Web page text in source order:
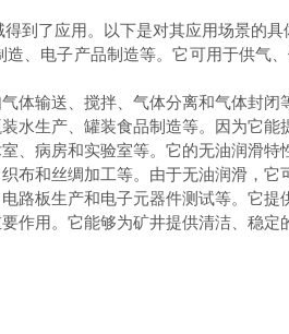
了应用。以下是对其应用场景的具
电子产品制造等。它可用于供气
输送、搅拌、气体分离和气体封闭
生产、罐装食品制造等。因为它能
病房和实验室等。它的无油润滑特
和丝绸加工等。由于无油润滑，它
板生产和电子元器件测试等。它提
用。它能够为矿井提供清洁、稳定